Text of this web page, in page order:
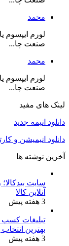
محمد
لورم ایپسوم
صنعت چا...
محمد
لورم ایپسوم
صنعت چا...
لینک های مفید
دانلود انیمه جدید
دانلود انیمیشن و
آخرین نوشته ها
سایت
آنلاین کالا
3 هفته پیش
تبلیغات کسب
بهترین
3 هفته پیش